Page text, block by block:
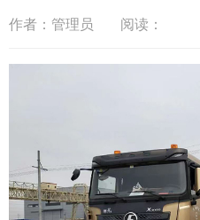
作者：管理员 阅读：